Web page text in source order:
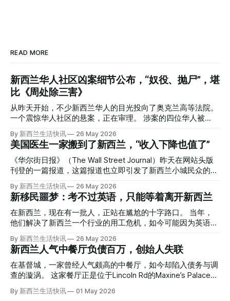
READ MORE
新西兰华人社区凶案细节公布，“奴役、抛尸”，堪
比《周处除三害》
从昨天开始，不少新西兰华人的目光投向了奥克兰高等法院。
一个震惊华人社区的悬案，正在审理。 涉案的四位华人被
告，站在了法庭，被控与一位70岁中国女人的死有关。 事情
的复杂程度，远超人们的想象。 神秘的黑色塑料袋 先让我们
回到2024年3月12日。 新西兰一个名叫Paul Middleton的老
人，在奥克兰Gulf Harbour钓鱼时，发现了一个黑色塑料袋，
里面是一堆衣服。 再扒开衣服，他看到了一只手，一只人
腰部对折，黑色胶带缠着头、手腕和身体，整个人被绑成胎儿
状。 两个10公斤的米袋装满了石头，用胶带死死缠在尸体
上。 死者是亚洲面孔的老年女性，头部、脸、胳膊都有钝器
伤，当时身穿一件“娟燕牌”内衣和黑色长裤。 她是谁？没有人
Operation Parade的案子，开始调查。 米袋泄露秘密 破案的
关键，是两个米袋。这两个塑料米袋里装着用来压住尸体的花
园石头。 每个米袋上都有序列号。 警察一家家查，发现这批
米是在奥克兰北岸一家超市卖的。
By 新西兰生活快讯 26 May 2026
美国医生一家搬到了新西兰，“收入下降也值了”
《华尔街日报》（The Wall Street Journal）昨天在网站头版
刊登的一篇报道，这篇报道也立即引发了新西兰小城民众的兴
趣： “精疲力尽的美国医生，正在离开美国，前往新西兰一座
偏远小镇。” “精疲力尽的美国医生”搬家新西兰 四年前，在加
州拉霍亚（La Jolla）一家医院担任内科医生的Brandon
Williams医生达到了崩溃的边缘。 患者人数激增、医疗人员短
缺、医疗事故诉讼的威胁，以及对患者无力支付医疗费用的忧
（PTSD）。他的其中一位同事甚至因自杀身亡。 他并不想放
弃从医，但他不想再在美国行医了。 于是，他与38岁的妻子
Ellen Williams开始在欧洲寻找更好的选择。 就在那时，他收
到了一封来自新西兰医疗招聘人员的信。 “虽然跑到那个‘与世
义。”现年39岁的加州人Brandon说道。 2024年11月，这家人
By 新西兰生活快讯 26 May 2026
新移民噩梦：考不过英语，只能等着离开新西兰
在新西兰，现在有一批人，正站在尴尬的十字路口。 当年，
他们解决了新西兰一个行业的用工危机，如今可能因为英语考
试，不得不在几年内离开这个国家。 一位移民的无奈感叹：
“如果我们真能考到那个分数，就不会来开公交车了。” 因为英
语，他们一直无法上岸 来自菲律宾的Ryan De Guzman，就是
这批人中的一员。 2023年，当他看到新西兰招聘海外公交司
机的信息时，几乎没有犹豫就提交了申请。 “我听说这里气候
年3月抵达奥克兰。 当时心里盘算着：努力工作两年，申请居
By 新西兰生活快讯 26 May 2026
新西兰人气中餐厅负债百万，创始人失联
在基督城，一家曾经人气颇高的中餐厅，如今却陷入债务与调
查的漩涡。 这家餐厅正是位于Lincoln Rd的Maxine’s Palace。
其背后的公司已进入清算程序，债务总额接近100万纽币，而
引人关注的是——清算人目前无法联系到创始人本人。 今年3
By 新西兰生活快讯 01 May 2026